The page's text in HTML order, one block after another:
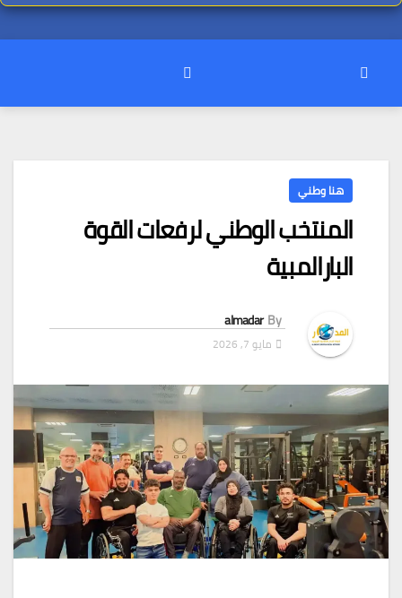
هنا وطني
المنتخب الوطني لرفعات القوة
البارالمبية
By
almadar
مايو 7, 2026